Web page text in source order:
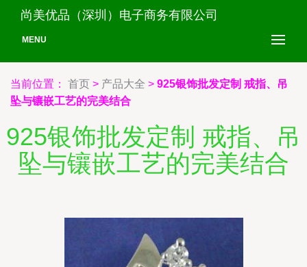
尚美优品（深圳）电子商务有限公司
MENU
当前位置： 首页 > 产品大全 > 925银饰批发定制 戒指、吊
坠与镶嵌工艺的完美结合
925银饰批发定制 戒指、吊
坠与镶嵌工艺的完美结合